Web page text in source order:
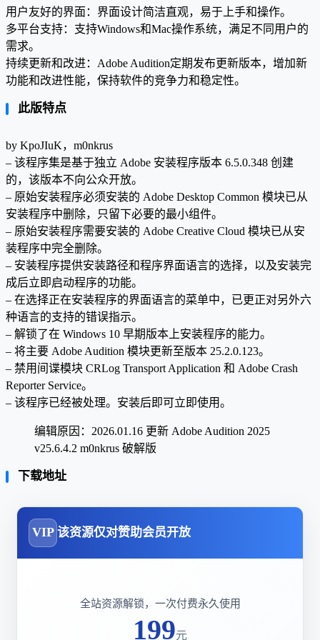
用户友好的界面：界面设计简洁直观，易于上手和操作。
多平台支持：支持Windows和Mac操作系统，满足不同用户的
需求。
持续更新和改进：Adobe Audition定期发布更新版本，增加新
功能和改进性能，保持软件的竞争力和稳定性。
此版特点
by KpoJIuK，m0nkrus
– 该程序集是基于独立 Adob​​e 安装程序版本 6.5.0.348 创建
的，该版本不向公众开放。
– 原始安装程序必须安装的 Adob​​e Desktop Common 模块已从
安装程序中删除，只留下必要的最小组件。
– 原始安装程序需要安装的 Adob​​e Creative Cloud 模块已从安
装程序中完全删除。
– 安装程序提供安装路径和程序界面语言的选择，以及安装完
成后立即启动程序的功能。
– 在选择正在安装程序的界面语言的菜单中，已更正对另外六
种语言的支持的错误指示。
– 解锁了在 Windows 10 早期版本上安装程序的能力。
– 将主要 Adob​​e Audition 模块更新至版本 25.2.0.123。
– 禁用间谍模块 CRLog Transport Application 和 Adob​​e Crash
Reporter Service。
– 该程序已经被处理。安装后即可立即使用。
编辑原因：2026.01.16 更新 Adobe Audition 2025
v25.6.4.2 m0nkrus 破解版
下载地址
VIP 该资源仅对赞助会员开放
全站资源解锁，一次付费永久使用
199元